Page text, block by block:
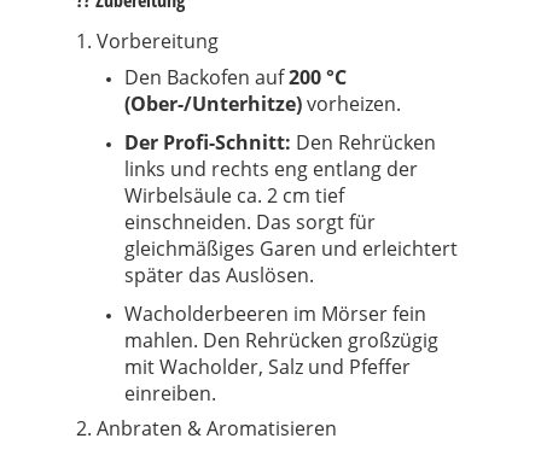
1. Vorbereitung
Den Backofen auf200 °C
(Ober-/Unterhitze)vorheizen.
Der Profi-Schnitt: Den Rehrücken
links und rechts eng entlang der
Wirbelsäule ca. 2 cm tief
einschneiden. Das sorgt für
gleichmäßiges Garen und erleichtert
später das Auslösen.
Wacholderbeeren im Mörser fein
mahlen. Den Rehrücken großzügig
mit Wacholder, Salz und Pfeffer
einreiben.
2. Anbraten & Aromatisieren